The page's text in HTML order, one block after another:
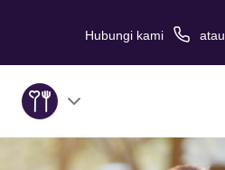
Hubungi kami atau